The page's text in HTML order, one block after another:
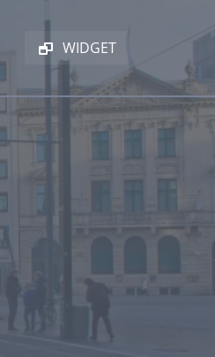
WIDGET